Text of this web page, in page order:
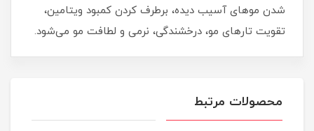
شدن موهای آسیب دیده، برطرف کردن کمبود ویتامین،
تقویت تارهای مو، درخشندگی، نرمی و لطافت مو می‌شود.
محصولات مرتبط